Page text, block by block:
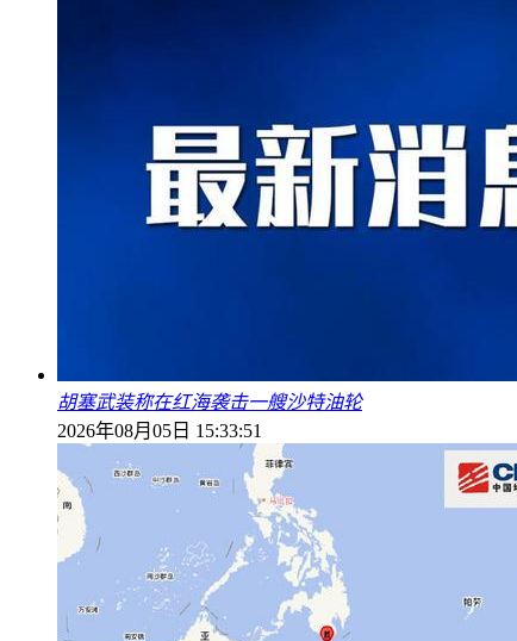
胡塞武装称在红海袭击一艘沙特油轮
2026年08月05日 15:33:51